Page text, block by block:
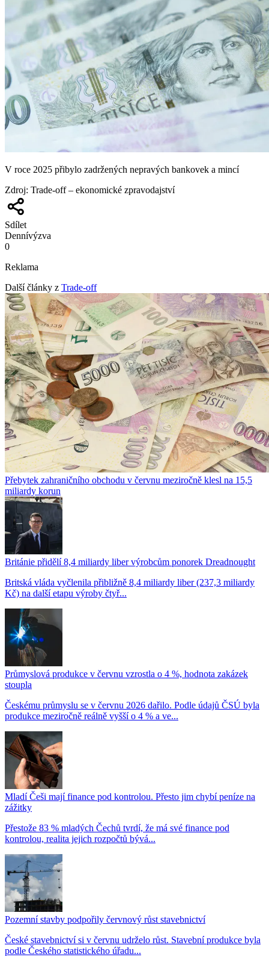
V roce 2025 přibylo zadržených nepravých bankovek a mincí
Zdroj: Trade-off – ekonomické zpravodajství
Sdílet
Dennívýzva
0
Reklama
Další články z Trade-off
Přebytek zahraničního obchodu v červnu meziročně klesl na 15,5
miliardy korun
Británie přidělí 8,4 miliardy liber výrobcům ponorek Dreadnought
Britská vláda vyčlenila přibližně 8,4 miliardy liber (237,3 miliardy
Kč) na další etapu výroby čtyř...
Průmyslová produkce v červnu vzrostla o 4 %, hodnota zakázek
stoupla
Českému průmyslu se v červnu 2026 dařilo. Podle údajů ČSÚ byla
produkce meziročně reálně vyšší o 4 % a ve...
Mladí Češi mají finance pod kontrolou. Přesto jim chybí peníze na
zážitky
Přestože 83 % mladých Čechů tvrdí, že má své finance pod
kontrolou, realita jejich rozpočtů bývá...
Pozemní stavby podpořily červnový růst stavebnictví
České stavebnictví si v červnu udrželo růst. Stavební produkce byla
podle Českého statistického úřadu...